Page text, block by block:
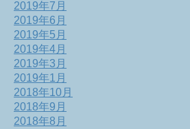
2019年7月
2019年6月
2019年5月
2019年4月
2019年3月
2019年1月
2018年10月
2018年9月
2018年8月